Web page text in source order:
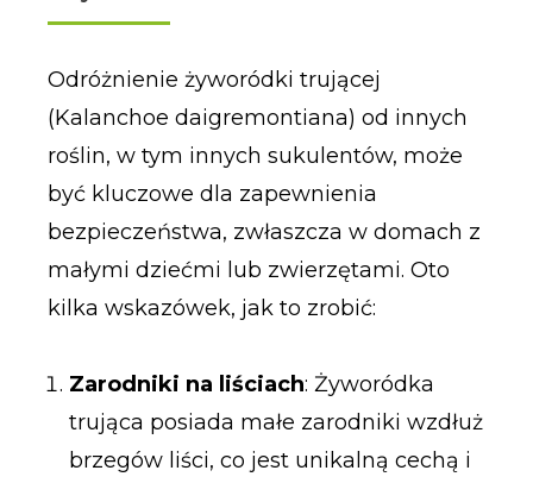
Odróżnienie żyworódki trującej
(Kalanchoe daigremontiana) od innych
roślin, w tym innych sukulentów, może
być kluczowe dla zapewnienia
bezpieczeństwa, zwłaszcza w domach z
małymi dziećmi lub zwierzętami. Oto
kilka wskazówek, jak to zrobić:
Zarodniki na liściach: Żyworódka
trująca posiada małe zarodniki wzdłuż
brzegów liści, co jest unikalną cechą i